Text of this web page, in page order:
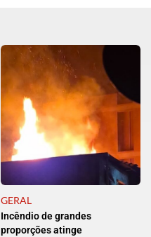
GERAL
Incêndio de grandes
proporções atinge